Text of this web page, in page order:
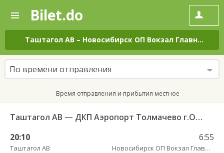
—
Поиск
и
покупка
билетов
на
автобус
онлайн
Bilet.do
Таштагол АВ – Новосибирск ОП Вокзал Главный (железнодорожная АС )
По времени отправления
Время отправления и прибытия местное
Таштагол АВ — ДКП Аэропорт Толмачево г.Обь-2 5657
20:10
Таштагол АВ
6:55
Новосибирск ОП Вокзал Главный (железнодорожная АС )